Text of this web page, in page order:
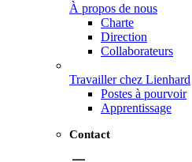
À propos de nous
Charte
Direction
Collaborateurs
Travailler chez Lienhard
Postes à pourvoir
Apprentissage
Contact